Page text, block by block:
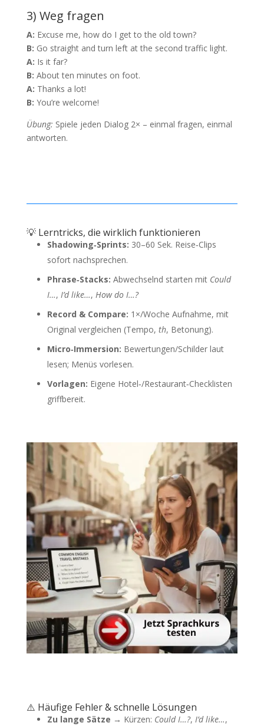
3) Weg fragen
A: Excuse me, how do I get to the old town?
B: Go straight and turn left at the second traffic light.
A: Is it far?
B: About ten minutes on foot.
A: Thanks a lot!
B: You’re welcome!
Übung: Spiele jeden Dialog 2× – einmal fragen, einmal
antworten.
💡 Lerntricks, die wirklich funktionieren
Shadowing‑Sprints: 30–60 Sek. Reise‑Clips
sofort nachsprechen.
Phrase‑Stacks: Abwechselnd starten mit Could
I…, I’d like…, How do I…?
Record & Compare: 1×/Woche Aufnahme, mit
Original vergleichen (Tempo, th, Betonung).
Micro‑Immersion: Bewertungen/Schilder laut
lesen; Menüs vorlesen.
Vorlagen: Eigene Hotel‑/Restaurant‑Checklisten
griffbereit.
⚠️ Häufige Fehler & schnelle Lösungen
Zu lange Sätze → Kürzen: Could I…?, I’d like…,